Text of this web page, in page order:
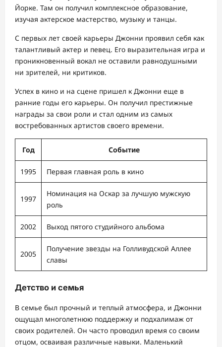
Йорке. Там он получил комплексное образование,
изучая актерское мастерство, музыку и танцы.
С первых лет своей карьеры Джонни проявил себя как
талантливый актер и певец. Его выразительная игра и
проникновенный вокал не оставили равнодушными
ни зрителей, ни критиков.
Успех в кино и на сцене пришел к Джонни еще в
ранние годы его карьеры. Он получил престижные
награды за свои роли и стал одним из самых
востребованных артистов своего времени.
Год Событие
1995 Первая главная роль в кино
1997
Номинация на Оскар за лучшую мужскую
роль
2002 Выход пятого студийного альбома
2005
Получение звезды на Голливудской Аллее
славы
Детство и семья
В семье был прочный и теплый атмосфера, и Джонни
ощущал многолетнюю поддержку и подхалимаж от
своих родителей. Он часто проводил время со своим
отцом, осваивая различные навыки. Маленький